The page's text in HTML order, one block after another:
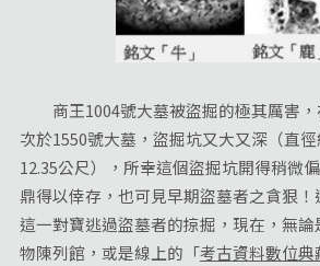
商王1004號大墓被盜掘的極其厲害，
次於1550號大墓，盜掘坑又大又深（直
12.35公尺），所幸這個盜掘坑開得稍微
鼎得以倖存，也可見早期盜墓者之貪狠
這一對寶逃過盜墓者的掠掘，現在，無
物陳列館，或是線上的「考古資料數位典